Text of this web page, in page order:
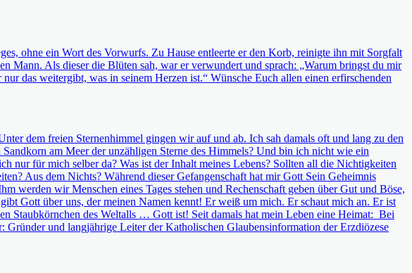
ohne ein Wort des Vorwurfs. Zu Hause entleerte er den Korb, reinigte ihn mit Sorgfalt
Mann. Als dieser die Blüten sah, war er verwundert und sprach: „Warum bringst du mir
das weitergibt, was in seinem Herzen ist.“ Wünsche Euch allen einen erfirschenden
dem freien Sternenhimmel gingen wir auf und ab. Ich sah damals oft und lang zu den
am Meer der unzähligen Sterne des Himmels? Und bin ich nicht wie ein
nur für mich selber da? Was ist der Inhalt meines Lebens? Sollten all die Nichtigkeiten
Aus dem Nichts? Während dieser Gefangenschaft hat mir Gott Sein Geheimnis
werden wir Menschen eines Tages stehen und Rechenschaft geben über Gut und Böse,
Gott über uns, der meinen Namen kennt! Er weiß um mich. Er schaut mich an. Er ist
Staubkörnchen des Weltalls … Gott ist! Seit damals hat mein Leben eine Heimat: Bei
und langjährige Leiter der Katholischen Glaubensinformation der Erzdiözese